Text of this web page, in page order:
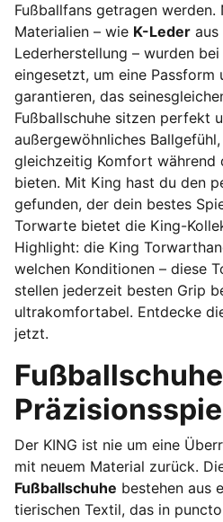
Fußballfans getragen werden.
Materialien – wie K-Leder
Lederherstellung – wurden
eingesetzt, um eine Passform
garantieren, das
Fußballschuhe sitzen perfekt
außergewöhnliches
gleichzeitig Komfort während
bieten. Mit King hast du den
gefunden, der dein bestes
Torwarte bietet die King-
Highlight: die King
welchen Konditionen – diese
stellen jederzeit besten Grip
ultrakomfortabel. Entdecke
jetzt.
Der KING ist nie um eine
mit neuem Material zurück.
Fußballschuhe bestehen aus
tierischen Textil, das in